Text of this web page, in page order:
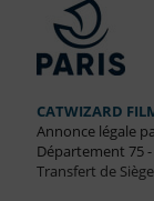
CATWIZARD
Annonce légale
Département 75 -
Transfert de